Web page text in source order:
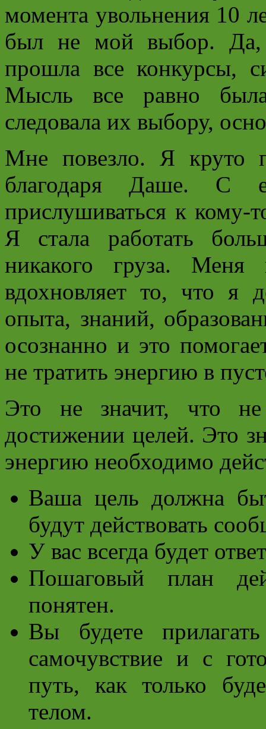
момента увольнения 10
был не мой выбор. Да,
прошла все конкурсы,
Мысль все равно
следовала их выбору,
Мне повезло. Я круто
благодаря Даше. С
прислушиваться к кому-
Я стала работать
никакого груза.
вдохновляет то, что я
опыта, знаний,
осознанно и это
не тратить энергию в
Это не значит, что
достижении целей. Это
энергию необходимо
Ваша цель должна
будут действовать
У вас всегда будет
Пошаговый план
понятен.
Вы будете
самочувствие и с
путь, как только
телом.